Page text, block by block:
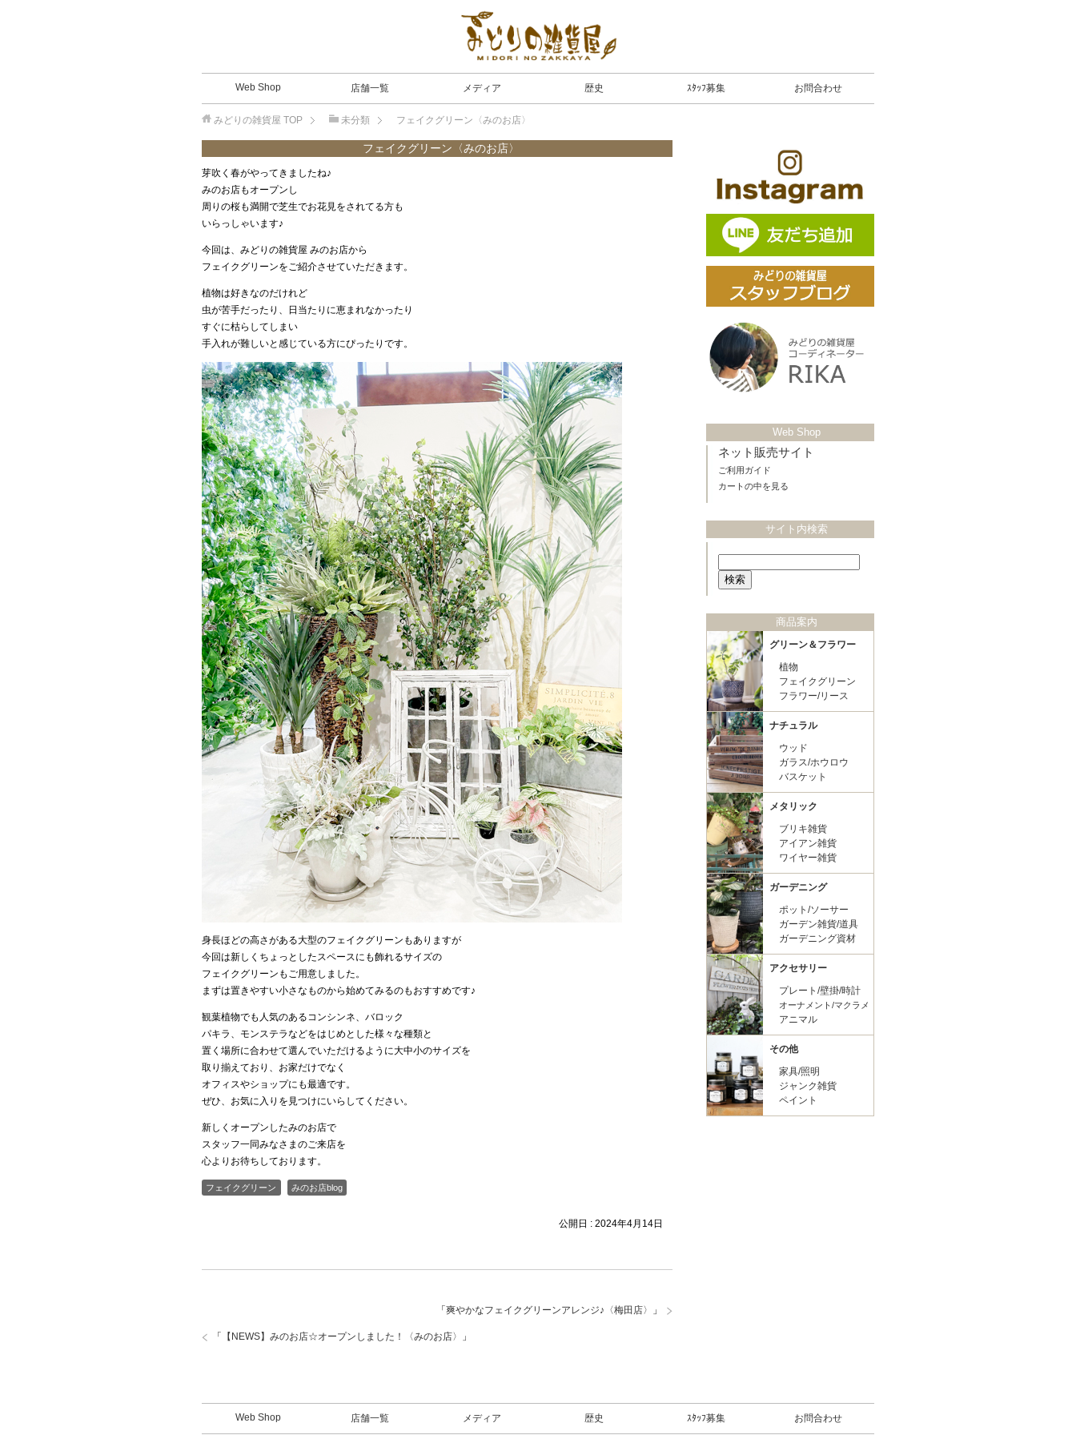
Web Shop 店舗一覧 メディア 歴史 ｽﾀｯﾌ募集 お問合わせ
みどりの雑貨屋 TOP 未分類 フェイクグリーン〈みのお店〉
フェイクグリーン〈みのお店〉
芽吹く春がやってきましたね♪
みのお店もオープンし
周りの桜も満開で芝生でお花見をされてる方も
いらっしゃいます♪
今回は、みどりの雑貨屋 みのお店から
フェイクグリーンをご紹介させていただきます。
植物は好きなのだけれど
虫が苦手だったり、日当たりに恵まれなかったり
すぐに枯らしてしまい
手入れが難しいと感じている方にぴったりです。
身長ほどの高さがある大型のフェイクグリーンもありますが
今回は新しくちょっとしたスペースにも飾れるサイズの
フェイクグリーンもご用意しました。
まずは置きやすい小さなものから始めてみるのもおすすめです♪
観葉植物でも人気のあるコンシンネ、バロック
パキラ、モンステラなどをはじめとした様々な種類と
置く場所に合わせて選んでいただけるように大中小のサイズを
取り揃えており、お家だけでなく
オフィスやショップにも最適です。
ぜひ、お気に入りを見つけにいらしてください。
新しくオープンしたみのお店で
スタッフ一同みなさまのご来店を
心よりお待ちしております。
フェイクグリーン みのお店blog
公開日 : 2024年4月14日
「 爽やかなフェイクグリーンアレンジ♪〈梅田店〉 」
「 【NEWS】みのお店☆オープンしました！〈みのお店〉 」
Web Shop
ネット販売サイト
ご利用ガイド
カートの中を見る
サイト内検索
商品案内
グリーン＆フラワー
植物
フェイクグリーン
フラワー/リース
ナチュラル
ウッド
ガラス/ホウロウ
バスケット
メタリック
ブリキ雑貨
アイアン雑貨
ワイヤー雑貨
ガーデニング
ポット/ソーサー
ガーデン雑貨/道具
ガーデニング資材
アクセサリー
プレート/壁掛/時計
オーナメント/マクラメ
アニマル
その他
家具/照明
ジャンク雑貨
ペイント
Web Shop 店舗一覧 メディア 歴史 ｽﾀｯﾌ募集 お問合わせ